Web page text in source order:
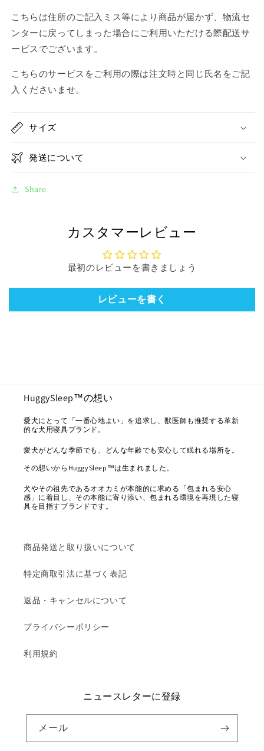
こちらは住所のご記入ミス等により商品が届かず、物流セ
ンターに戻ってしまった場合にご利用いただける際配送サ
ービスでございます。
こちらのサービスをご利用の際は注文時と同じ氏名をご記
入くださいませ。
サイズ
発送について
Share
カスタマーレビュー
最初のレビューを書きましょう
レビューを書く
HuggySleep™の想い
愛犬にとって「一番心地よい」を追求し、獣医師も推奨する革新
的な犬用寝具ブランド。
愛犬がどんな季節でも、どんな年齢でも安心して眠れる場所を。
その想いからHuggySleep™は生まれました。
犬やその祖先であるオオカミが本能的に求める「包まれる安心
感」に着目し、その本能に寄り添い、包まれる環境を再現した寝
具を目指すブランドです。
商品発送と取り扱いについて
特定商取引法に基づく表記
返品・キャンセルについて
プライバシーポリシー
利用規約
ニュースレターに登録
メール